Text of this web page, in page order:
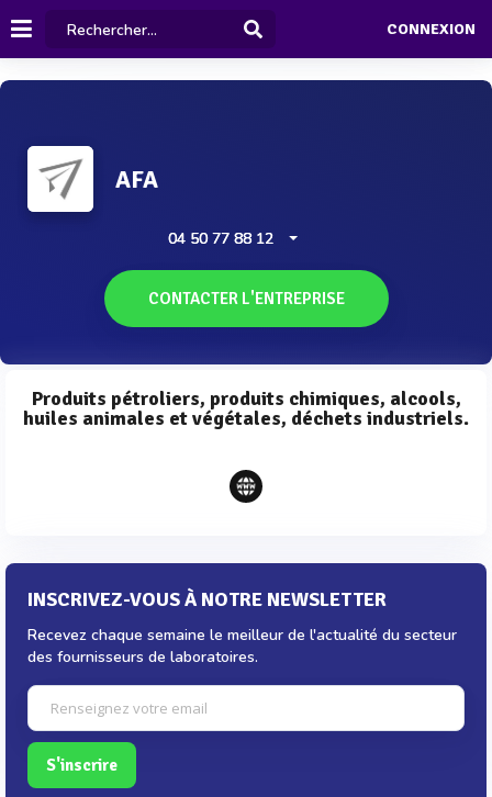
CONNEXION
AFA
04 50 77 88 12
CONTACTER L'ENTREPRISE
Produits pétroliers, produits chimiques, alcools,
huiles animales et végétales, déchets industriels.
INSCRIVEZ-VOUS À NOTRE NEWSLETTER
Recevez chaque semaine le meilleur de l'actualité du secteur
des fournisseurs de laboratoires.
S'inscrire